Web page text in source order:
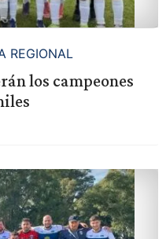
REGIONAL
los campeones